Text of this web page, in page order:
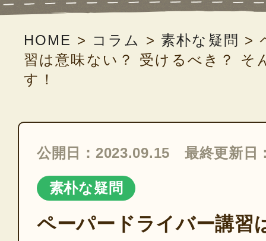
HOME > コラム > 素朴な疑問 >
習は意味ない？ 受けるべき？ そ
す！
ペーパードライバー講習
公開日：2023.09.15 最終更新日
素朴な疑問